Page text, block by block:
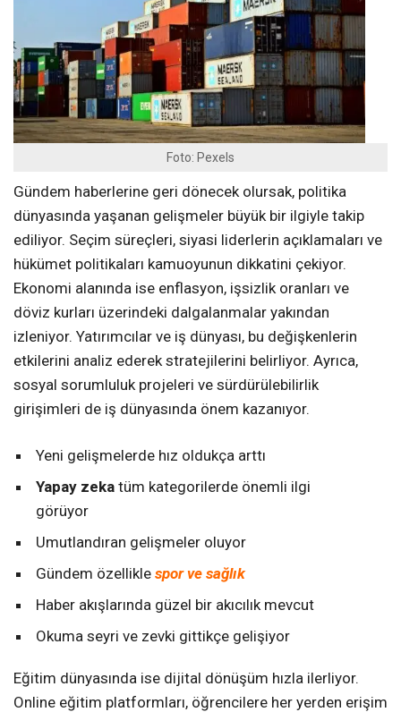
Foto: Pexels
Gündem haberlerine geri dönecek olursak, politika
dünyasında yaşanan gelişmeler büyük bir ilgiyle takip
ediliyor. Seçim süreçleri, siyasi liderlerin açıklamaları ve
hükümet politikaları kamuoyunun dikkatini çekiyor.
Ekonomi alanında ise enflasyon, işsizlik oranları ve
döviz kurları üzerindeki dalgalanmalar yakından
izleniyor. Yatırımcılar ve iş dünyası, bu değişkenlerin
etkilerini analiz ederek stratejilerini belirliyor. Ayrıca,
sosyal sorumluluk projeleri ve sürdürülebilirlik
girişimleri de iş dünyasında önem kazanıyor.
Yeni gelişmelerde hız oldukça arttı
Yapay zeka tüm kategorilerde önemli ilgi
görüyor
Umutlandıran gelişmeler oluyor
Gündem özellikle spor ve sağlık
Haber akışlarında güzel bir akıcılık mevcut
Okuma seyri ve zevki gittikçe gelişiyor
Eğitim dünyasında ise dijital dönüşüm hızla ilerliyor.
Online eğitim platformları, öğrencilere her yerden erişim